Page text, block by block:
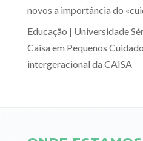
novos a importância do
Educação | Universidade
Caisa em Pequenos
intergeracional da CAISA